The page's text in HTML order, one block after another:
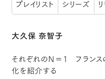
プレイリスト シリーズ
大久保 奈智子
それぞれのN＝1 フランス
化を紹介する